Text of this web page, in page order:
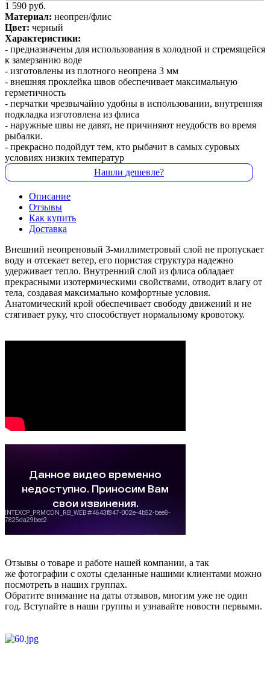
1 590 руб.
Материал: неопрен/флис
Цвет: черный
Характеристики:
- предназначены для использования в холодной и стремящейся
к замерзанию воде
- изготовлены из плотного неопрена 3 мм
- внешняя проклейка швов обеспечивает максимальную
герметичность
- перчатки чрезвычайно удобны в использовании, внутренняя
подкладка изготовлена из флиса
- наружные швы не давят, не причиняют неудобств во время
рыбалки.
- прекрасно подойдут тем, кто рыбачит в самых суровых
условиях низких температур
Нашли дешевле?
Описание
Отзывы
Как купить
Доставка
Внешний неопреновый 3-миллиметровый слой не пропускает
воду и отсекает ветер, его пористая структура надежно
удерживает тепло. Внутренний слой из флиса обладает
прекрасными изотермическими свойствами, отводит влагу от
тела, создавая максимально комфортные условия.
Анатомический крой обеспечивает свободу движений и не
стягивает руку, что способствует нормальному кровотоку.
Отзывы о товаре и работе нашей компании, а так
же фотографии с охоты сделанные нашими клиентами можно
посмотреть в наших группах.
Обратите внимание на даты отзывов, многим уже не один
год. Вступайте в наши группы и узнавайте новости первыми.